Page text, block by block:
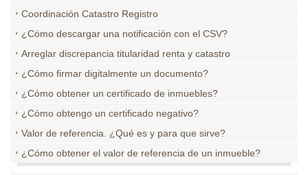
Coordinación Catastro Registro
¿Cómo descargar una notificación con el CSV?
Arreglar discrepancia titularidad renta y catastro
¿Cómo firmar digitalmente un documento?
¿Cómo obtener un certificado de inmuebles?
¿Cómo obtengo un certificado negativo?
Valor de referencia. ¿Qué es y para que sirve?
¿Cómo obtener el valor de referencia de un inmueble?